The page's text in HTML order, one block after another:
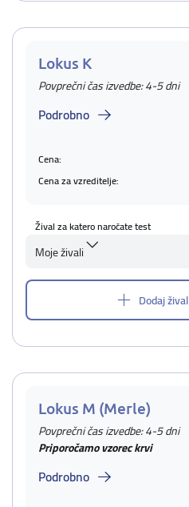
Lokus K
Povprečni čas izvedbe: 4-5 dni
Podrobno
Cena:
Cena za vzreditelje:
Žival za katero naročate test
Moje živali
Dodaj žival
Lokus M (Merle)
Povprečni čas izvedbe: 4-5 dni
Priporočamo vzorec krvi
Podrobno